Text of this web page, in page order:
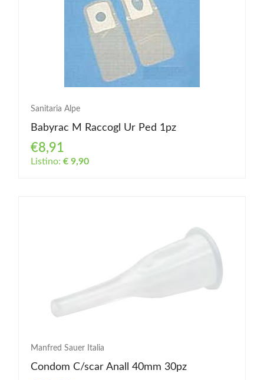
Sanitaria Alpe
Babyrac M Raccogl Ur Ped 1pz
€8,91
Listino: € 9,90
Manfred Sauer Italia
Condom C/scar Anall 40mm 30pz